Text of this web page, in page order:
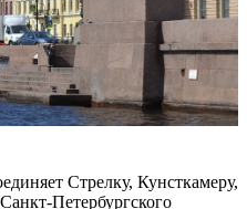
Стрелку, Кунсткамеру,
Петербургского